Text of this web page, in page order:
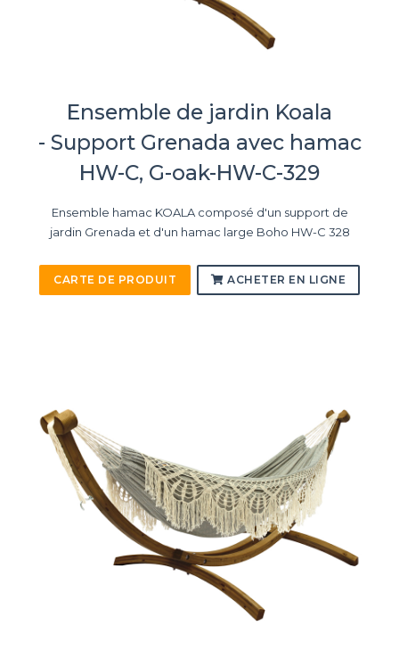
Ensemble de jardin Koala
- Support Grenada avec hamac
HW-C, G-oak-HW-C-329
Ensemble hamac KOALA composé d'un support de
jardin Grenada et d'un hamac large Boho HW-C 328
CARTE DE PRODUIT ACHETER EN LIGNE